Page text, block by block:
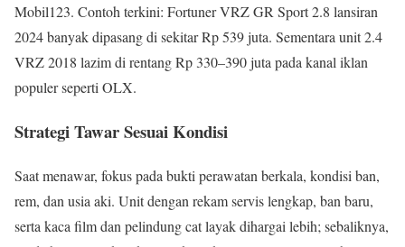
Mobil123. Contoh terkini: Fortuner VRZ GR Sport 2.8 lansiran
2024 banyak dipasang di sekitar Rp 539 juta. Sementara unit 2.4
VRZ 2018 lazim di rentang Rp 330–390 juta pada kanal iklan
populer seperti OLX.
Strategi Tawar Sesuai Kondisi
Saat menawar, fokus pada bukti perawatan berkala, kondisi ban,
rem, dan usia aki. Unit dengan rekam servis lengkap, ban baru,
serta kaca film dan pelindung cat layak dihargai lebih; sebaliknya,